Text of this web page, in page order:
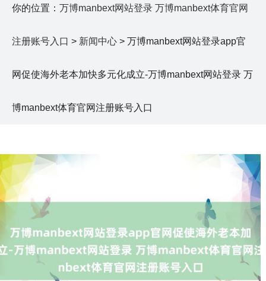
你的位置： 万博manbext网站登录 万博manbext体育官网
注册账号入口 > 新闻中心 > 万博manbext网站登录app官
网促使海外老本加快多元化成立-万博manbext网站登录 万
博manbext体育官网注册账号入口